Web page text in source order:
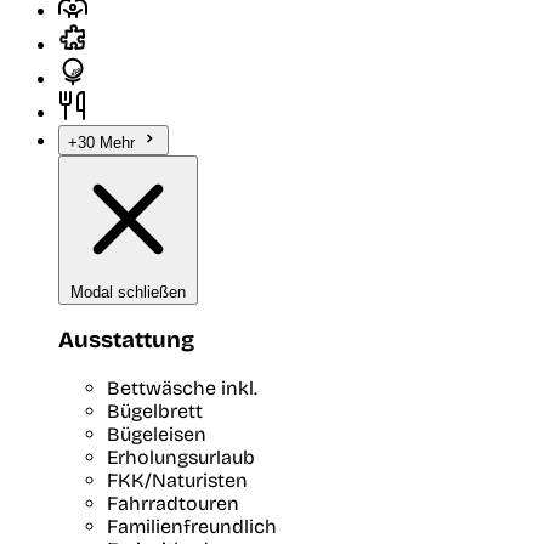
+30 Mehr
Modal schließen
Ausstattung
Bettwäsche inkl.
Bügelbrett
Bügeleisen
Erholungsurlaub
FKK/Naturisten
Fahrradtouren
Familienfreundlich